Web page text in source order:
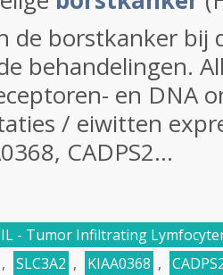
de borstkanker bij
behandelingen.
en DNA
/ eiwitten
CADPS2...
- Tumor Infiltrating
, SLC3A2 , KIAA0368 ,